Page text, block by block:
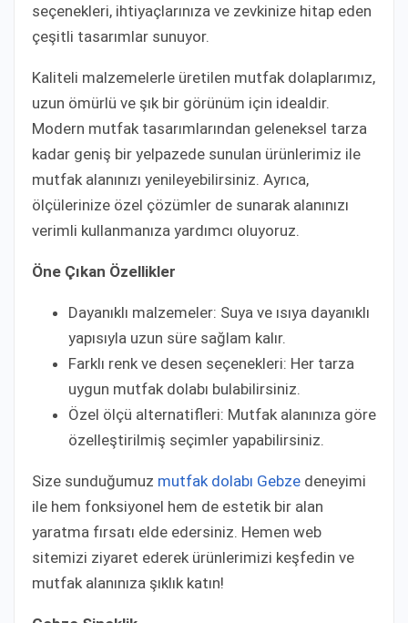
seçenekleri, ihtiyaçlarınıza ve zevkinize hitap eden
çeşitli tasarımlar sunuyor.
Kaliteli malzemelerle üretilen mutfak dolaplarımız,
uzun ömürlü ve şık bir görünüm için idealdir.
Modern mutfak tasarımlarından geleneksel tarza
kadar geniş bir yelpazede sunulan ürünlerimiz ile
mutfak alanınızı yenileyebilirsiniz. Ayrıca,
ölçülerinize özel çözümler de sunarak alanınızı
verimli kullanmanıza yardımcı oluyoruz.
Öne Çıkan Özellikler
Dayanıklı malzemeler: Suya ve ısıya dayanıklı
yapısıyla uzun süre sağlam kalır.
Farklı renk ve desen seçenekleri: Her tarza
uygun mutfak dolabı bulabilirsiniz.
Özel ölçü alternatifleri: Mutfak alanınıza göre
özelleştirilmiş seçimler yapabilirsiniz.
Size sunduğumuz mutfak dolabı Gebze deneyimi
ile hem fonksiyonel hem de estetik bir alan
yaratma fırsatı elde edersiniz. Hemen web
sitemizi ziyaret ederek ürünlerimizi keşfedin ve
mutfak alanınıza şıklık katın!